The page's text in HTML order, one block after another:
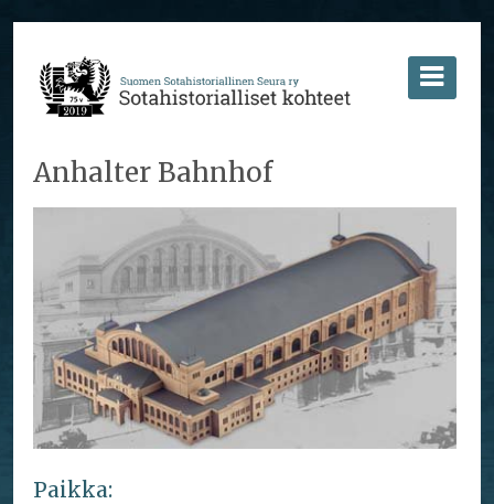
Anhalter Bahnhof
Paikka: